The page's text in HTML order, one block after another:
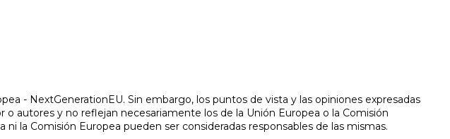
- NextGenerationEU. Sin embargo, los puntos de vista y las opiniones expresadas
o autores y no reflejan necesariamente los de la Unión Europea o la Comisión
ni la Comisión Europea pueden ser consideradas responsables de las mismas.